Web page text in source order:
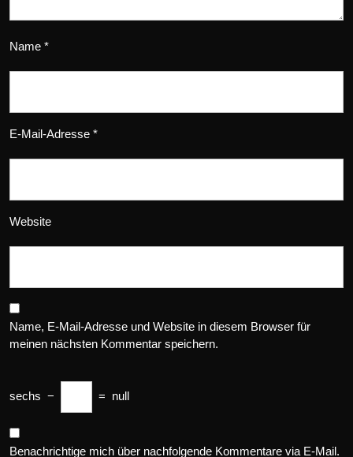
Name *
E-Mail-Adresse *
Website
Name, E-Mail-Adresse und Website in diesem Browser für
meinen nächsten Kommentar speichern.
sechs − = null
Benachrichtige mich über nachfolgende Kommentare via E-Mail.